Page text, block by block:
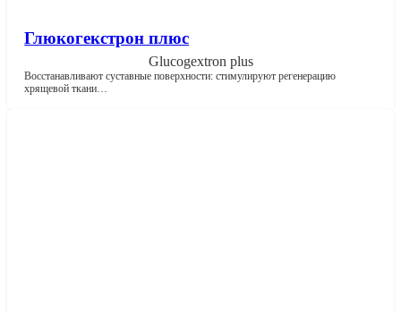
Глюкогекстрон плюс
Glucogextron plus
Восстанавливают суставные поверхности: стимулируют регенерацию
хрящевой ткани…